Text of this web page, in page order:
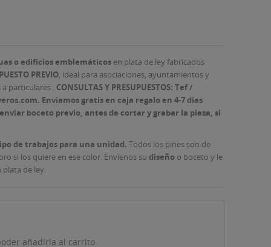
o edificios emblemáticos en plata de ley fabricados
PREVIO, ideal para asociaciones, ayuntamientos y
particulares . CONSULTAS Y PRESUPUESTOS: Tef /
Enviamos gratis en caja regalo en 4-7 días
boceto previo, antes de cortar y grabar la pieza, si
de trabajos para una unidad.Todos los pines son de
si los quiere en ese color. Envíenos su diseño o boceto y le
de ley.
añadirla al carrito